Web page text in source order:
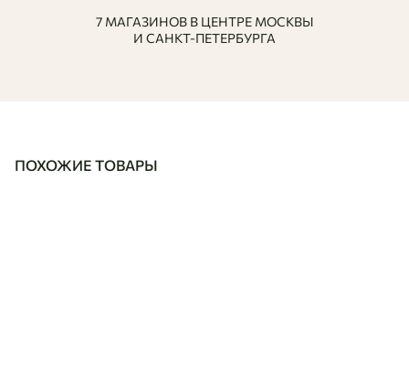
7 МАГАЗИНОВ В ЦЕНТРЕ МОСКВЫ
И САНКТ-ПЕТЕРБУРГА
ПОХОЖИЕ ТОВАРЫ